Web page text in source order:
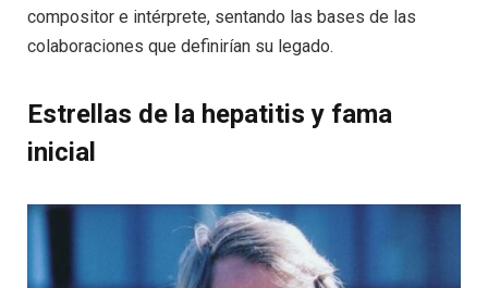
compositor e intérprete, sentando las bases de las
colaboraciones que definirían su legado.
Estrellas de la hepatitis y fama
inicial